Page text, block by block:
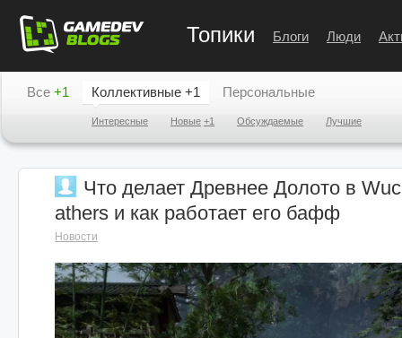
Топики Блоги Люди
Все +1 Коллективные +1
Интересные Новые +1 Обсуждаемые Лучшие
Персональные
Что делает Древнее Долото в
athers и как работает его бафф
Новости